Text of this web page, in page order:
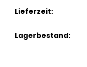
Lieferzeit:
Lagerbestand: